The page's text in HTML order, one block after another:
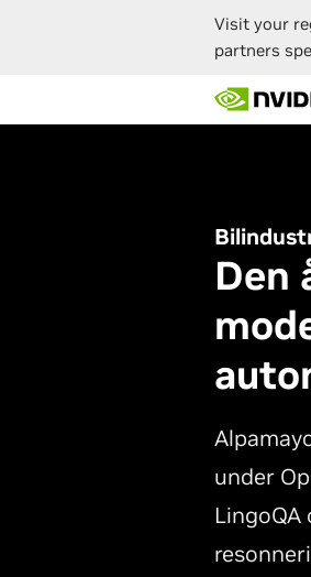
Visit your
partners
main
Den
under